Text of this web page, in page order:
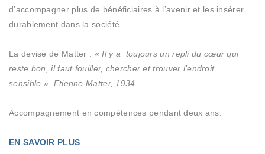
d’accompagner plus de bénéficiaires à l’avenir et les insérer
durablement dans la société.
La devise de Matter : « Il y a toujours un repli du cœur qui
reste bon, il faut fouiller, chercher et trouver l’endroit
sensible ». Etienne Matter, 1934.
Accompagnement en compétences pendant deux ans.
EN SAVOIR PLUS